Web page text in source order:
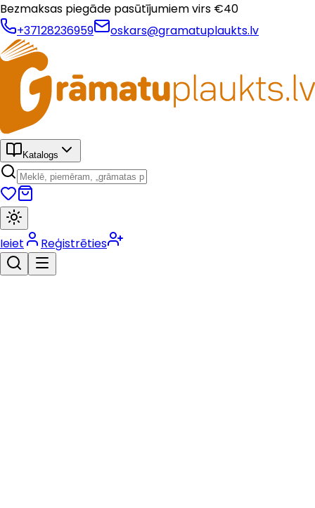
Bezmaksas piegāde pasūtījumiem virs €40
+37128236959
oskars@gramatuplaukts.lv
Katalogs
Ieiet Reģistrēties